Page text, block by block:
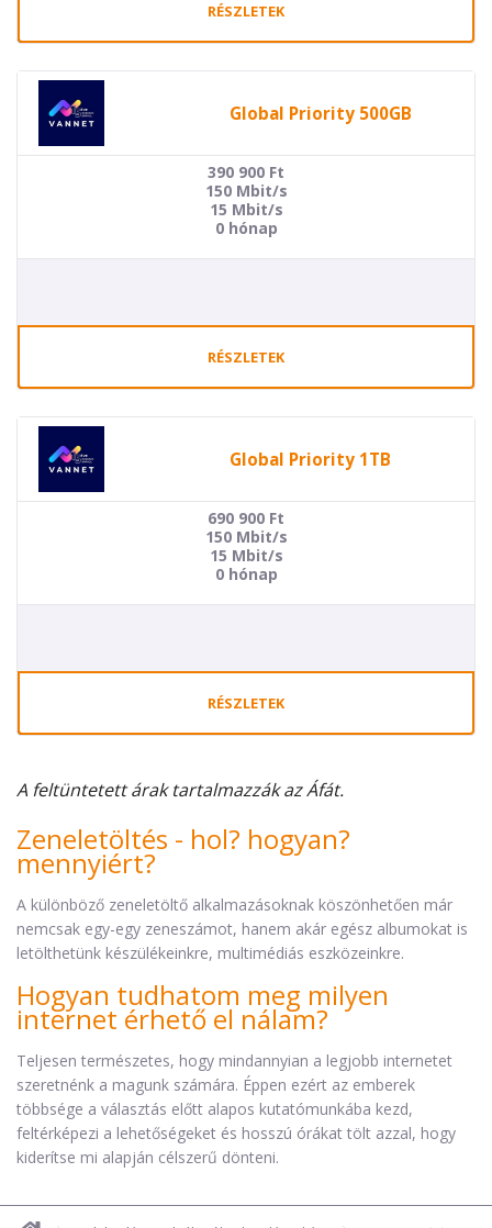
RÉSZLETEK
Global Priority 500GB
390 900 Ft
150 Mbit/s
15 Mbit/s
0 hónap
RÉSZLETEK
Global Priority 1TB
690 900 Ft
150 Mbit/s
15 Mbit/s
0 hónap
RÉSZLETEK
A feltüntetett árak tartalmazzák az Áfát.
Zeneletöltés - hol? hogyan?
mennyiért?
A különböző zeneletöltő alkalmazásoknak köszönhetően már
nemcsak egy-egy zeneszámot, hanem akár egész albumokat is
letölthetünk készülékeinkre, multimédiás eszközeinkre.
Hogyan tudhatom meg milyen
internet érhető el nálam?
Teljesen természetes, hogy mindannyian a legjobb internetet
szeretnénk a magunk számára. Éppen ezért az emberek
többsége a választás előtt alapos kutatómunkába kezd,
feltérképezi a lehetőségeket és hosszú órákat tölt azzal, hogy
kiderítse mi alapján célszerű dönteni.